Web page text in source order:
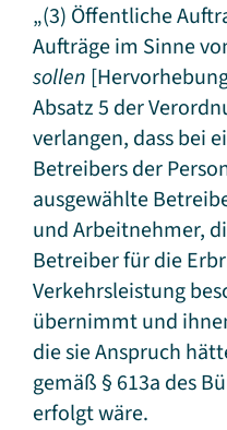
„(3) Öffentliche
Aufträge im Sinne
sollen
Absatz 5 der
verlangen, dass bei
Betreibers der
ausgewählte
und Arbeitnehmer,
Betreiber für die
Verkehrsleistung
übernimmt und
die sie Anspruch
gemäß § 613a des
erfolgt wäre.